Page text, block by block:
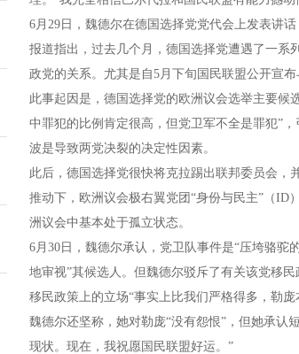
6月29日，魏德尔在德国选择党党代会上发表讲话
报道指出，过去几个月，德国选择党遭遇了一系
政党的关系。尤其是自5月下旬国民联盟公开宣
此事起因是，德国选择党的欧洲议会选举主要候
中罪犯的比例肯定很高，但党卫军不全是罪犯”
波是导致两党决裂的决定性因素。
此后，德国选择党很快将克拉踢出联邦委员会，
推动下，欧洲议会极右翼党团“身份与民主”（ID
洲议会中基本处于孤立状态。
6月30日，魏德尔承认，党卫队事件是“压垮骆驼
地审视”其候选人。但魏德尔驳斥了有关该党移
移民政策上的立场“事实上比我们严格得多，勒庞
魏德尔还坚称，她对勒庞“没有怨恨”，但她承认
现状。现在，我祝愿国民联盟好运。”